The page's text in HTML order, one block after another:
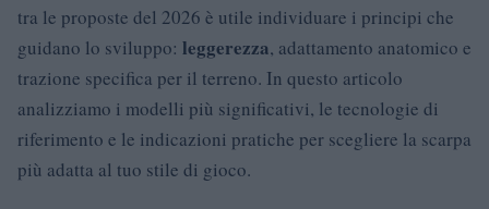
tra le proposte del 2026 è utile individuare i principi che
guidano lo sviluppo: leggerezza, adattamento anatomico e
trazione specifica per il terreno. In questo articolo
analizziamo i modelli più significativi, le tecnologie di
riferimento e le indicazioni pratiche per scegliere la scarpa
più adatta al tuo stile di gioco.